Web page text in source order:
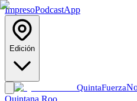
ImpresoPodcastApp
Edición
QuintaFuerza
Quintana Roo